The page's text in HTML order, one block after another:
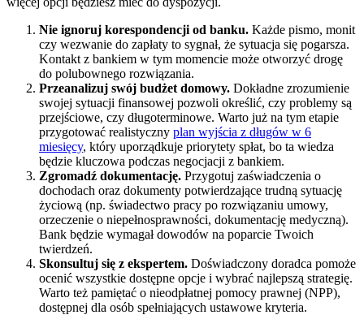
Nie ignoruj korespondencji od banku. Każde pismo, monit
czy wezwanie do zapłaty to sygnał, że sytuacja się pogarsza.
Kontakt z bankiem w tym momencie może otworzyć drogę
do polubownego rozwiązania.
Przeanalizuj swój budżet domowy. Dokładne zrozumienie
swojej sytuacji finansowej pozwoli określić, czy problemy są
przejściowe, czy długoterminowe. Warto już na tym etapie
przygotować realistyczny plan wyjścia z długów w 6
miesięcy, który uporządkuje priorytety spłat, bo ta wiedza
będzie kluczowa podczas negocjacji z bankiem.
Zgromadź dokumentację. Przygotuj zaświadczenia o
dochodach oraz dokumenty potwierdzające trudną sytuację
życiową (np. świadectwo pracy po rozwiązaniu umowy,
orzeczenie o niepełnosprawności, dokumentację medyczną).
Bank będzie wymagał dowodów na poparcie Twoich
twierdzeń.
Skonsultuj się z ekspertem. Doświadczony doradca pomoże
ocenić wszystkie dostępne opcje i wybrać najlepszą strategię.
Warto też pamiętać o nieodpłatnej pomocy prawnej (NPP),
dostępnej dla osób spełniających ustawowe kryteria.